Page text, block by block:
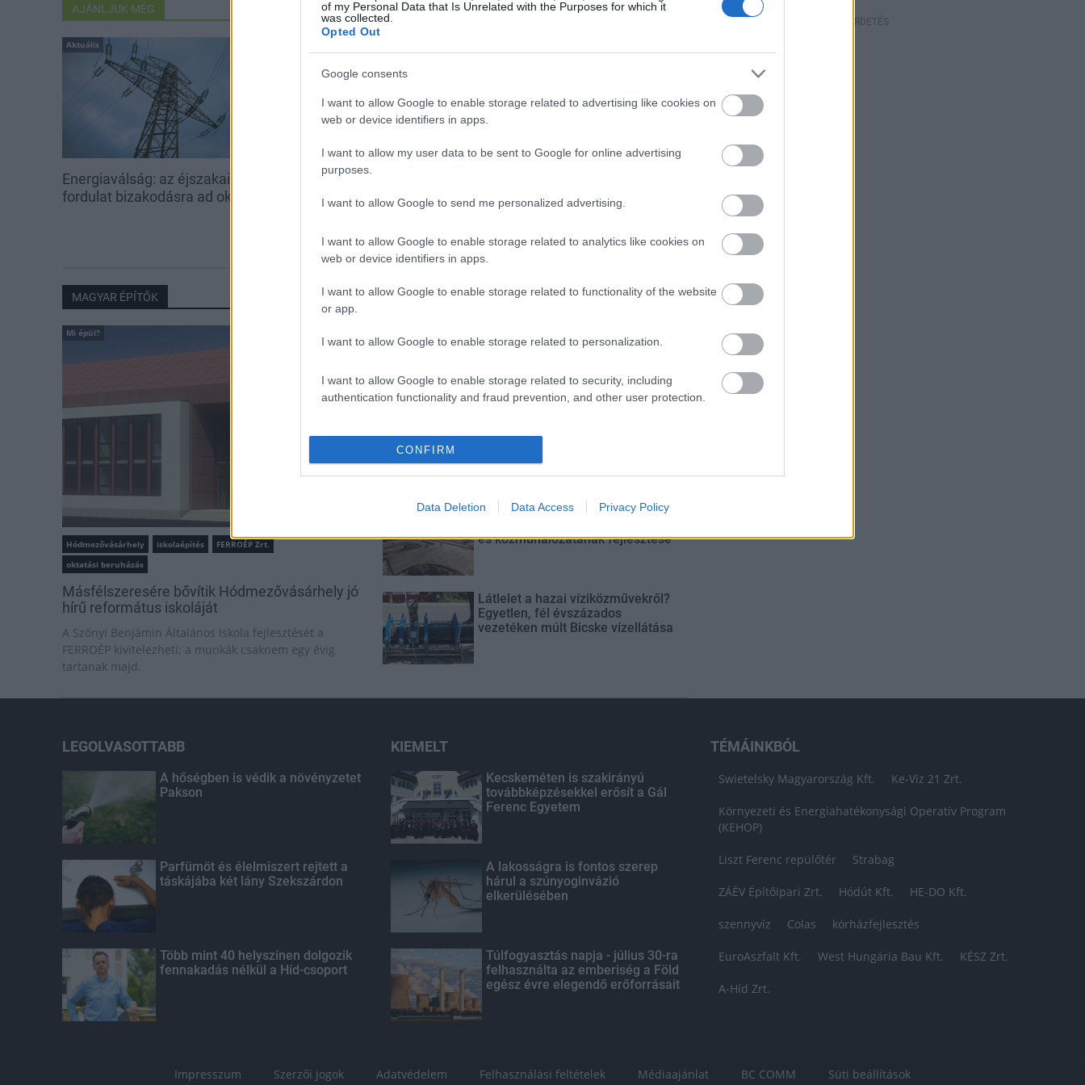
of my Personal Data that Is Unrelated with the Purposes for which it
was collected.
Opted Out
Google consents
I want to allow Google to enable storage related to advertising like cookies on
web or device identifiers in apps.
I want to allow my user data to be sent to Google for online advertising
purposes.
I want to allow Google to send me personalized advertising.
I want to allow Google to enable storage related to analytics like cookies on
web or device identifiers in apps.
I want to allow Google to enable storage related to functionality of the website
or app.
I want to allow Google to enable storage related to personalization.
I want to allow Google to enable storage related to security, including
authentication functionality and fraud prevention, and other user protection.
CONFIRM
Data Deletion Data Access Privacy Policy
AJÁNLJUK MÉG
Aktuális
Energiaválság: az éjszakai
fordulat bizakodásra ad okot
Paks: hétfőn és talán még
kedden üzemben tartható az
hatása a környezetre, hogy a
Duna vizét némileg felmelegíti
MAGYAR ÉPÍTŐK
Mi épül?
Hódmezővásárhely iskolaépítés
FERROÉP Zrt.
oktatási beruházás
Másfélszeresére bővítik Hódmezővásárhely jó
hírű református iskoláját
A Szőnyi Benjámin Általános Iskola fejlesztését a
FERROÉP kivitelezheti; a munkák csaknem egy évig
tartanak majd.
be a Flórián téri felüljárón
mérföldköve a felülvizsgálat
Elkészült a Liszt Ferenc repülőtér
és közműhálózatának fejlesztése
Látlelet a hazai víziközművekről?
Egyetlen, fél évszázados
vezetéken múlt Bicske vízellátása
HIRDETÉS
LEGOLVASOTTABB
A hőségben is védik a növényzetet
Pakson
Parfümöt és élelmiszert rejtett a
táskájába két lány Szekszárdon
Több mint 40 helyszínen dolgozik
fennakadás nélkül a Híd-csoport
KIEMELT
Kecskeméten is szakirányú
továbbképzésekkel erősít a Gál
Ferenc Egyetem
A lakosságra is fontos szerep
hárul a szúnyoginvázió
elkerülésében
Túlfogyasztás napja - július 30-ra
felhasználta az emberiség a Föld
egész évre elegendő erőforrásait
TÉMÁINKBÓL
Swietelsky Magyarország Kft. Ke-Víz 21 Zrt.
Környezeti és Energiahatékonysági Operatív Program
(KEHOP)
Liszt Ferenc repülőtér Strabag
ZÁÉV Építőipari Zrt. Hódút Kft. HE-DO Kft.
szennyvíz Colas kórházfejlesztés
EuroAszfalt Kft. West Hungária Bau Kft. KÉSZ Zrt.
A-Híd Zrt.
Impresszum Szerzői jogok Adatvédelem Felhasználási feltételek Médiaajánlat BC COMM Süti beállítások